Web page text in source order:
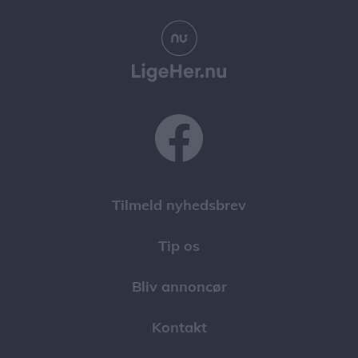
Vennebjerg Mølle holder åbent fra kl. 12.30 til 16
på følgende onsdage 12. august, 19. august, 26.
august, 2. september, 7. oktober og 14. oktober
Der er gratis adgang, og de frivillige viser gerne
møllen frem og fortæller om både historien,
teknikken og arbejdet med at holde den mere end
møllerelaterede souvenirs og møllens egen øl.
Tilmeld nyhedsbrev
Tip os
Bliv annoncør
Kontakt